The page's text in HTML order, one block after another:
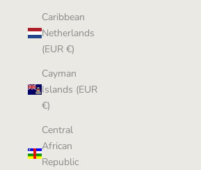
Caribbean
Netherlands
(EUR €)
Cayman
Islands (EUR
€)
Central
African
Republic